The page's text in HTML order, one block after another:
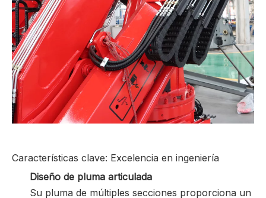
Características clave: Excelencia en ingeniería
Diseño de pluma articulada
Su pluma de múltiples secciones proporciona un